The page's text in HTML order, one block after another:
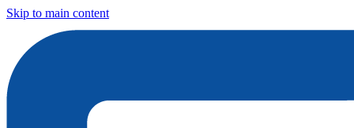
Skip to main content